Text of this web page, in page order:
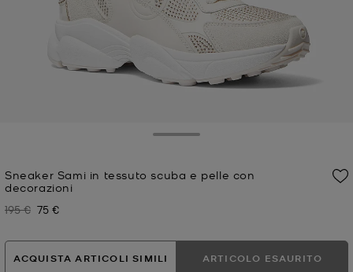
Sneaker Sami in tessuto scuba e pelle con
decorazioni
Prezzo iniziale
195 € Prezzo attuale
75 €
ACQUISTA ARTICOLI SIMILI ARTICOLO ESAURITO